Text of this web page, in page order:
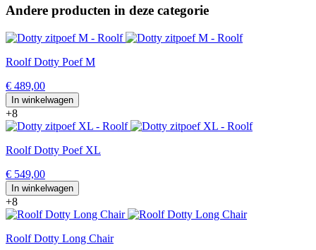
Andere producten in deze categorie
Roolf Dotty Poef M
€ 489,00
In winkelwagen
+8
Roolf Dotty Poef XL
€ 549,00
In winkelwagen
+8
Roolf Dotty Long Chair